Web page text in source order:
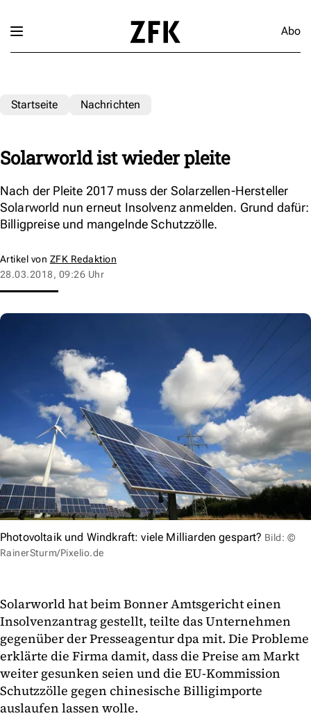
Abo
Startseite Nachrichten
Solarworld ist wieder pleite
Nach der Pleite 2017 muss der Solarzellen-Hersteller
Solarworld nun erneut Insolvenz anmelden. Grund dafür:
Billigpreise und mangelnde Schutzzölle.
Artikel von ZFK Redaktion
28.03.2018, 09:26 Uhr
Photovoltaik und Windkraft: viele Milliarden gespart? Bild: ©
RainerSturm/Pixelio.de
Solarworld hat beim Bonner Amtsgericht einen
Insolvenzantrag gestellt, teilte das Unternehmen
gegenüber der Presseagentur dpa mit. Die Probleme
erklärte die Firma damit, dass die Preise am Markt
weiter gesunken seien und die EU-Kommission
Schutzzölle gegen chinesische Billigimporte
auslaufen lassen wolle.